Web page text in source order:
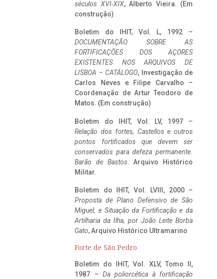
séculos XVI-XIX, Alberto Vieira. (Em
construção)
Boletim do IHIT, Vol. L, 1992 –
DOCUMENTAÇÃO SOBRE AS
FORTIFICAÇÕES DOS AÇORES
EXISTENTES NOS ARQUIVOS DE
LISBOA – CATÁLOGO, Investigação de
Carlos Neves e Filipe Carvalho –
Coordenação de Artur Teodoro de
Matos. (Em construção)
Boletim do IHIT, Vol. LV, 1997 –
Relação dos fortes, Castellos e outros
pontos fortificados que devem ser
conservados para defeza permanente.
Barão de Bastos. Arquivo Histórico
Militar.
Boletim do IHIT, Vol. LVIII, 2000 –
Proposta de Plano Defensivo de São
Miguel, e Situação da Fortificação e da
Artilharia da Ilha, por João Leite Borba
Gato, Arquivo Histórico Ultramarino
Forte de São Pedro
Boletim do IHIT, Vol. XLV, Tomo II,
1987 – Da poliorcética à fortificação